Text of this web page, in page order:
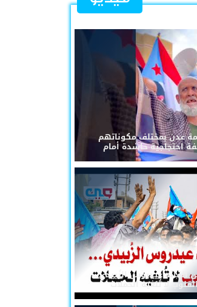
عدن بمختلف مكوناتهم
احتجاجية حاشدة أمام
القائد عيدروس الزُبيدي...
لا تُلغيه الحملات